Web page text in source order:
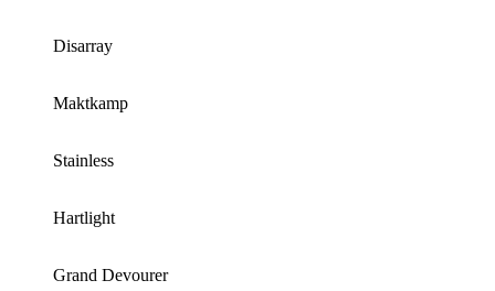
Disarray
Maktkamp
Stainless
Hartlight
Grand Devourer